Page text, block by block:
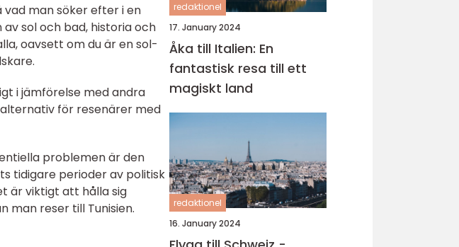
man söker efter i en
sol och bad, historia och
oavsett om du är en sol-
i jämförelse med andra
för resenärer med
problemen är den
tidigare perioder av politisk
är viktigt att hålla sig
man reser till Tunisien.
redaktionel
17. January 2024
Åka till Italien: En
fantastisk resa till ett
magiskt land
redaktionel
16. January 2024